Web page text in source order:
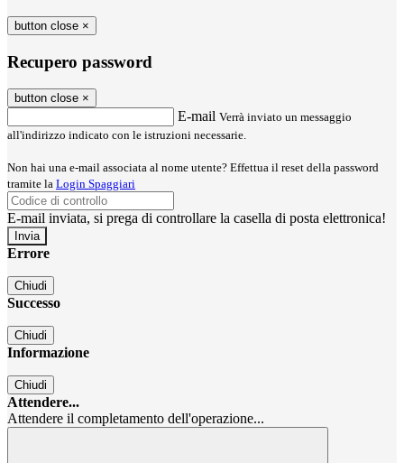
button close ×
Recupero password
button close ×
E-mail Verrà inviato un messaggio
all'indirizzo indicato con le istruzioni necessarie.
Non hai una e-mail associata al nome utente? Effettua il reset della password
tramite la Login Spaggiari
E-mail inviata, si prega di controllare la casella di posta elettronica!
Errore
Chiudi
Successo
Chiudi
Informazione
Chiudi
Attendere...
Attendere il completamento dell'operazione...